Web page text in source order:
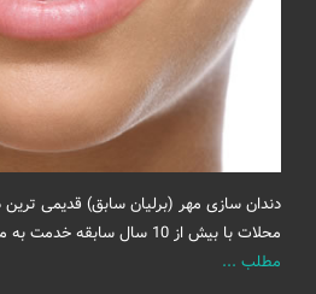
دندان سازی مهر (برلیان سابق) قدیمی
محلات با بیش از 10 سال سابقه خدمت به مردم عزیز ایران است.
مطلب ...